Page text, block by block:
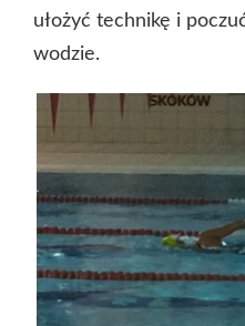
ułożyć technikę i
wodzie.